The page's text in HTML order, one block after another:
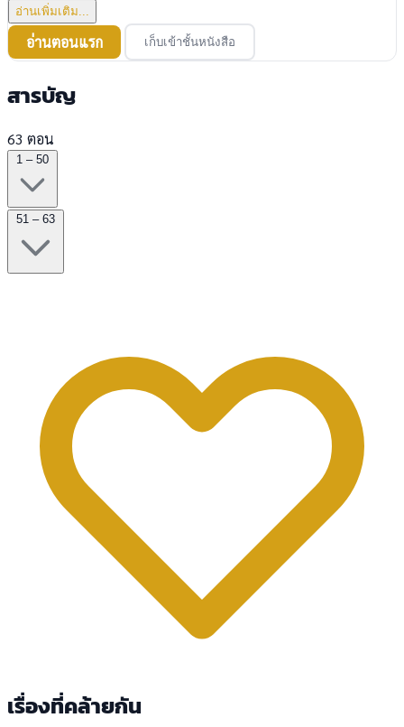
อ่านเพิ่มเติม...
อ่านตอนแรก เก็บเข้าชั้นหนังสือ
สารบัญ
63 ตอน
1 – 50
51 – 63
เรื่องที่คล้ายกัน